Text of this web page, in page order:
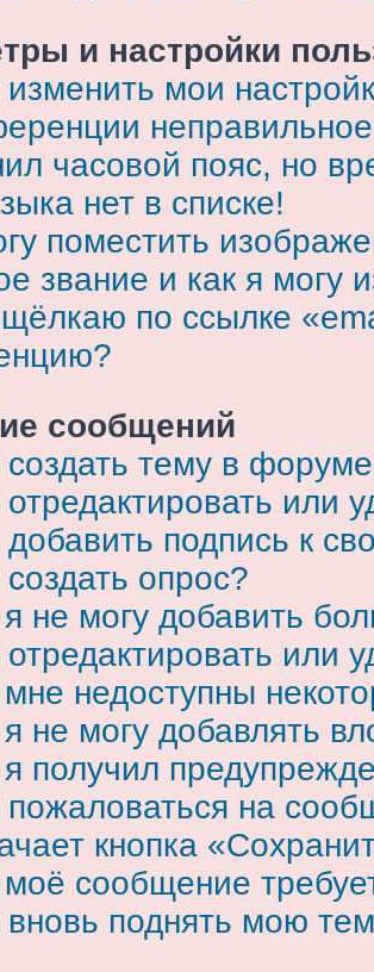
и настройки
мои
часовой пояс, но
нет в списке!
поместить
звание и как я могу
щёлкаю по ссылке
сообщений
создать тему в
или
добавить подпись к
опрос?
не могу добавить
или
недоступны
не могу добавлять
получил
пожаловаться на
кнопка
сообщение
вновь поднять мою